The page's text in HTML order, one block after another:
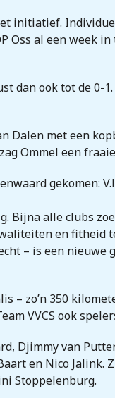
initiatief.
al een week
dan ook tot de
Dalen met een
Ommel een
gekomen:
Bijna alle clubs
en fitheid
– is een
– zo’n 350
VVCS ook
Djimmy van
en Nico
Stoppelenburg.